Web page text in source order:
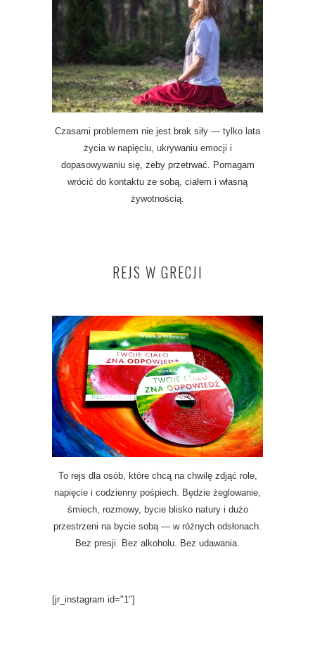
Czasami problemem nie jest brak siły — tylko lata
życia w napięciu, ukrywaniu emocji i
dopasowywaniu się, żeby przetrwać. Pomagam
wrócić do kontaktu ze sobą, ciałem i własną
żywotnością.
REJS W GRECJI
To rejs dla osób, które chcą na chwilę zdjąć role,
napięcie i codzienny pośpiech. Będzie żeglowanie,
śmiech, rozmowy, bycie blisko natury i dużo
przestrzeni na bycie sobą — w różnych odsłonach.
Bez presji. Bez alkoholu. Bez udawania.
[jr_instagram id="1"]